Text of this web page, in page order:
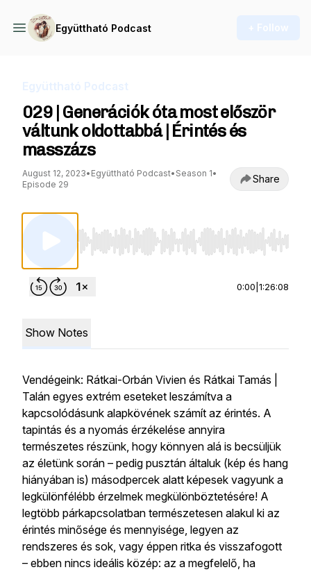
Együttható Podcast + Follow
Együttható Podcast
029 | Generációk óta most először
váltunk oldottabbá | Érintés és
masszázs
August 12, 2023• Együttható Podcast• Season 1•
Episode 29
Share
Use Left/Right to seek, Home/End to jump
0:00 1:26:08
Show Notes
Vendégeink: Rátkai-Orbán Vivien és Rátkai Tamás |
Talán egyes extrém eseteket leszámítva a
kapcsolódásunk alapkövének számít az érintés. A
tapintás és a nyomás érzékelése annyira
természetes részünk, hogy könnyen alá is becsüljük
az életünk során – pedig pusztán általuk (kép és hang
hiányában is) másodpercek alatt képesek vagyunk a
legkülönfélébb érzelmek megkülönböztetésére! A
legtöbb párkapcsolatban természetesen alakul ki az
érintés minősége és mennyisége, legyen az
rendszeres és sok, vagy éppen ritka és visszafogott
– ebben nincs ideális közép: az a megfelelő, ha